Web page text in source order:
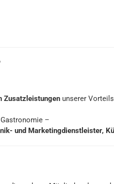
Zusatzleistungen unserer
–
und Marketingdienstleister,